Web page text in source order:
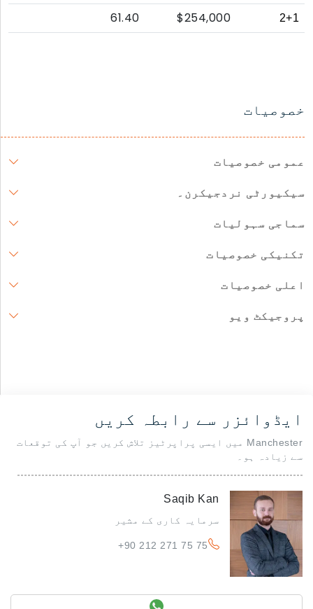
2+1
$254,000
61.40
خصوصیات
عمومی خصوصیات
سیکیورٹی نردجیکرن۔
سماجی سہولیات
تکنیکی خصوصیات
اعلی خصوصیات
پروجیکٹ ویو
ایڈوائزر سے رابطہ کریں
Manchester میں ایسی پراپرٹیز تلاش کریں جو آپ کی توقعات
سے زیادہ ہو۔
Saqib Kan
سرمایہ کاری کے مشیر
+90 212 271 75 75